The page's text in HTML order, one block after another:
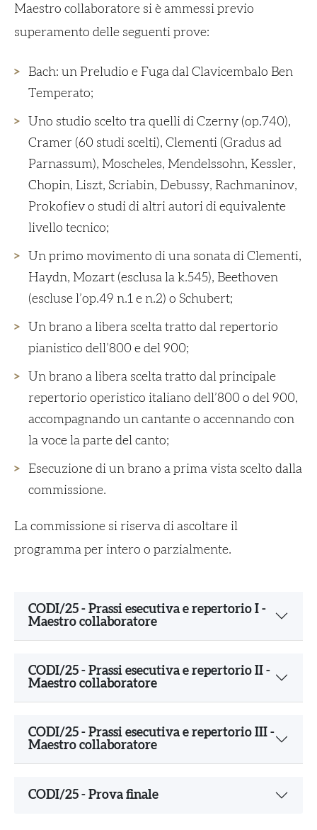
Maestro collaboratore si è ammessi previo
superamento delle seguenti prove:
Bach: un Preludio e Fuga dal Clavicembalo Ben
Temperato;
Uno studio scelto tra quelli di Czerny (op.740),
Cramer (60 studi scelti), Clementi (Gradus ad
Parnassum), Moscheles, Mendelssohn, Kessler,
Chopin, Liszt, Scriabin, Debussy, Rachmaninov,
Prokofiev o studi di altri autori di equivalente
livello tecnico;
Un primo movimento di una sonata di Clementi,
Haydn, Mozart (esclusa la k.545), Beethoven
(escluse l’op.49 n.1 e n.2) o Schubert;
Un brano a libera scelta tratto dal repertorio
pianistico dell’800 e del 900;
Un brano a libera scelta tratto dal principale
repertorio operistico italiano dell’800 o del 900,
accompagnando un cantante o accennando con
la voce la parte del canto;
Esecuzione di un brano a prima vista scelto dalla
commissione.
La commissione si riserva di ascoltare il
programma per intero o parzialmente.
CODI/25 - Prassi esecutiva e repertorio I -
Maestro collaboratore
CODI/25 - Prassi esecutiva e repertorio II -
Maestro collaboratore
CODI/25 - Prassi esecutiva e repertorio III -
Maestro collaboratore
CODI/25 - Prova finale